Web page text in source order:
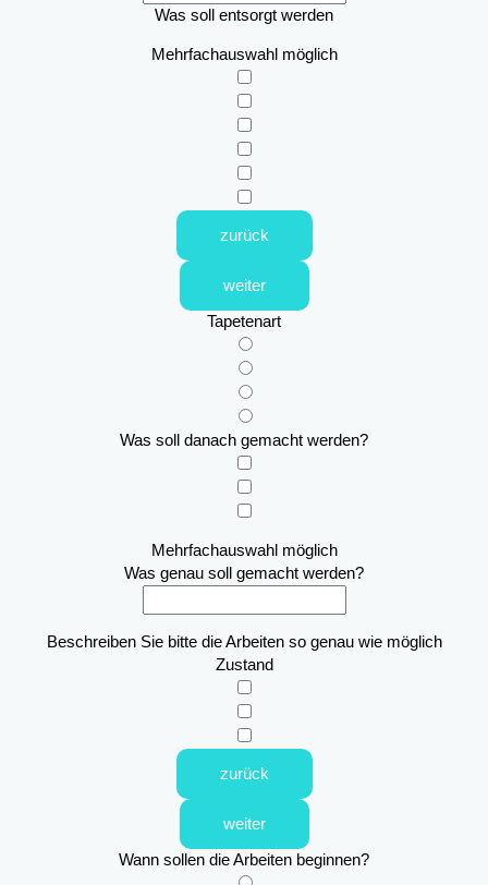
Was soll entsorgt werden
Mehrfachauswahl möglich
zurück
weiter
Tapetenart
Was soll danach gemacht werden?
Mehrfachauswahl möglich
Was genau soll gemacht werden?
Beschreiben Sie bitte die Arbeiten so genau wie möglich
Zustand
zurück
weiter
Wann sollen die Arbeiten beginnen?